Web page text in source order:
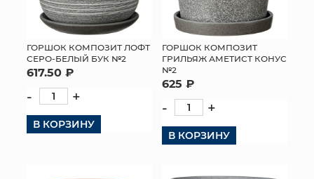
ГОРШОК КОМПОЗИТ ЛОФТ
СЕРО-БЕЛЫЙ БУК №2
617.50 ₽
- +
В КОРЗИНУ
ГОРШОК КОМПОЗИТ
ГРИЛЬЯЖ АМЕТИСТ КОНУС
№2
625 ₽
- +
В КОРЗИНУ